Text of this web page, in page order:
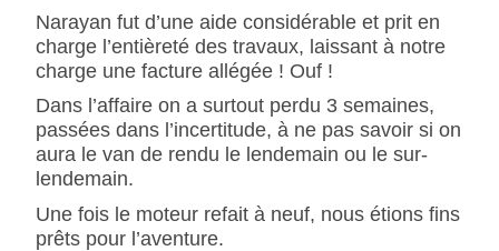
Narayan fut d’une aide considérable et prit en
charge l’entièreté des travaux, laissant à notre
charge une facture allégée ! Ouf !
Dans l’affaire on a surtout perdu 3 semaines,
passées dans l’incertitude, à ne pas savoir si on
aura le van de rendu le lendemain ou le sur-
lendemain.
Une fois le moteur refait à neuf, nous étions fins
prêts pour l’aventure.